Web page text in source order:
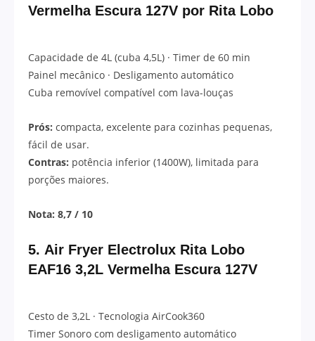
Vermelha Escura 127V por Rita Lobo
Capacidade de 4L (cuba 4,5L) · Timer de 60 min
Painel mecânico · Desligamento automático
Cuba removível compatível com lava-louças
Prós: compacta, excelente para cozinhas pequenas,
fácil de usar.
Contras: potência inferior (1400W), limitada para
porções maiores.
Nota: 8,7 / 10
5. Air Fryer Electrolux Rita Lobo
EAF16 3,2L Vermelha Escura 127V
Cesto de 3,2L · Tecnologia AirCook360
Timer Sonoro com desligamento automático